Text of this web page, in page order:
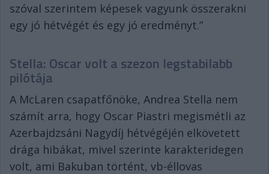
szóval szerintem képesek vagyunk összerakni
egy jó hétvégét és egy jó eredményt.”
Stella: Oscar volt a szezon legstabilabb
pilótája
A McLaren csapatfőnöke, Andrea Stella nem
számít arra, hogy Oscar Piastri megismétli az
Azerbajdzsáni Nagydíj hétvégéjén elkövetett
drága hibákat, mivel szerinte karakteridegen
volt, ami Bakuban történt, vb-éllovas